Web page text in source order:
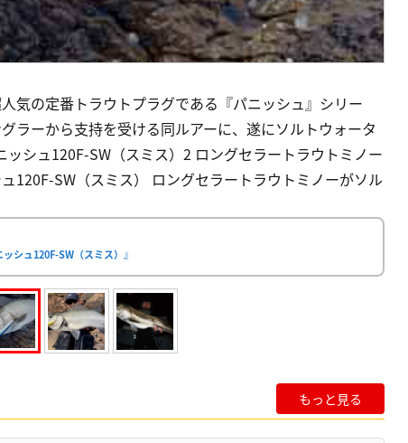
気の定番トラウトプラグである『パニッシュ』シリー
ラーから支持を受ける同ルアーに、遂にソルトウォータ
シュ120F-SW（スミス）2 ロングセラートラウトミノー
120F-SW（スミス） ロングセラートラウトミノーがソル
シュ120F-SW（スミス）』
もっと見る